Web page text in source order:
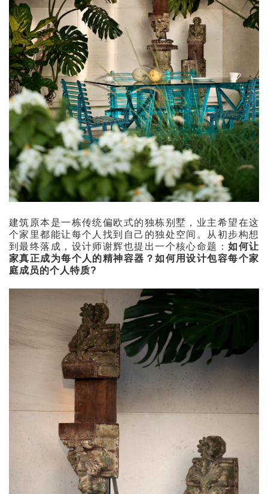
建筑原本是一栋传统偏欧式的独栋别墅，业主希望在这
个家里都能让每个人找到自己的独处空间。从初步构想
到最终落成，设计师谢辉也提出一个核心命题：如何让
家真正成为每个人的精神容器？如何用设计包容每个家
庭成员的个人特质?